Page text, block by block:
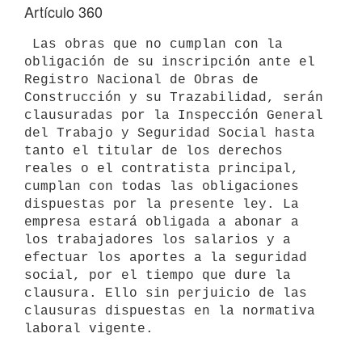
Artículo 360
obligación de su inscripción ante el
Registro Nacional de Obras de
Construcción y su Trazabilidad, serán
clausuradas por la Inspección General
del Trabajo y Seguridad Social hasta
tanto el titular de los derechos
reales o el contratista principal,
cumplan con todas las obligaciones
dispuestas por la presente ley. La
empresa estará obligada a abonar a
los trabajadores los salarios y a
efectuar los aportes a la seguridad
social, por el tiempo que dure la
clausura. Ello sin perjuicio de las
clausuras dispuestas en la normativa